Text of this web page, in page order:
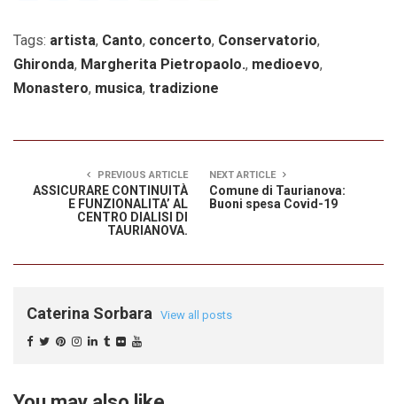
Tags: artista, Canto, concerto, Conservatorio,
Ghironda, Margherita Pietropaolo., medioevo,
Monastero, musica, tradizione
PREVIOUS ARTICLE
ASSICURARE CONTINUITÀ
E FUNZIONALITA’ AL
CENTRO DIALISI DI
TAURIANOVA.
NEXT ARTICLE
Comune di Taurianova:
Buoni spesa Covid-19
Caterina Sorbara View all posts